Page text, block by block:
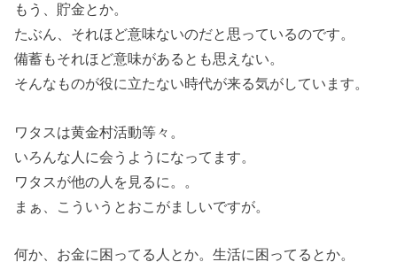
もう、貯金とか。
たぶん、それほど意味ないのだと思っているのです。
備蓄もそれほど意味があるとも思えない。
そんなものが役に立たない時代が来る気がしています。
ワタスは黄金村活動等々。
いろんな人に会うようになってます。
ワタスが他の人を見るに。。
まぁ、こういうとおこがましいですが。
何か、お金に困ってる人とか。生活に困ってるとか。